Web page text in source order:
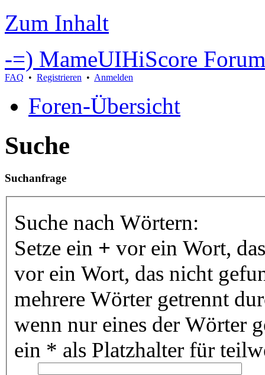
Zum Inhalt
-=) MameUIHiScore
FAQ • Registrieren • Anmelden
Foren-Übersicht
Suche
Suchanfrage
Suche nach Wörtern:
Setze ein + vor ein Wort,
vor ein Wort, das nicht
mehrere Wörter getrennt
wenn nur eines der Wörter
ein * als Platzhalter für